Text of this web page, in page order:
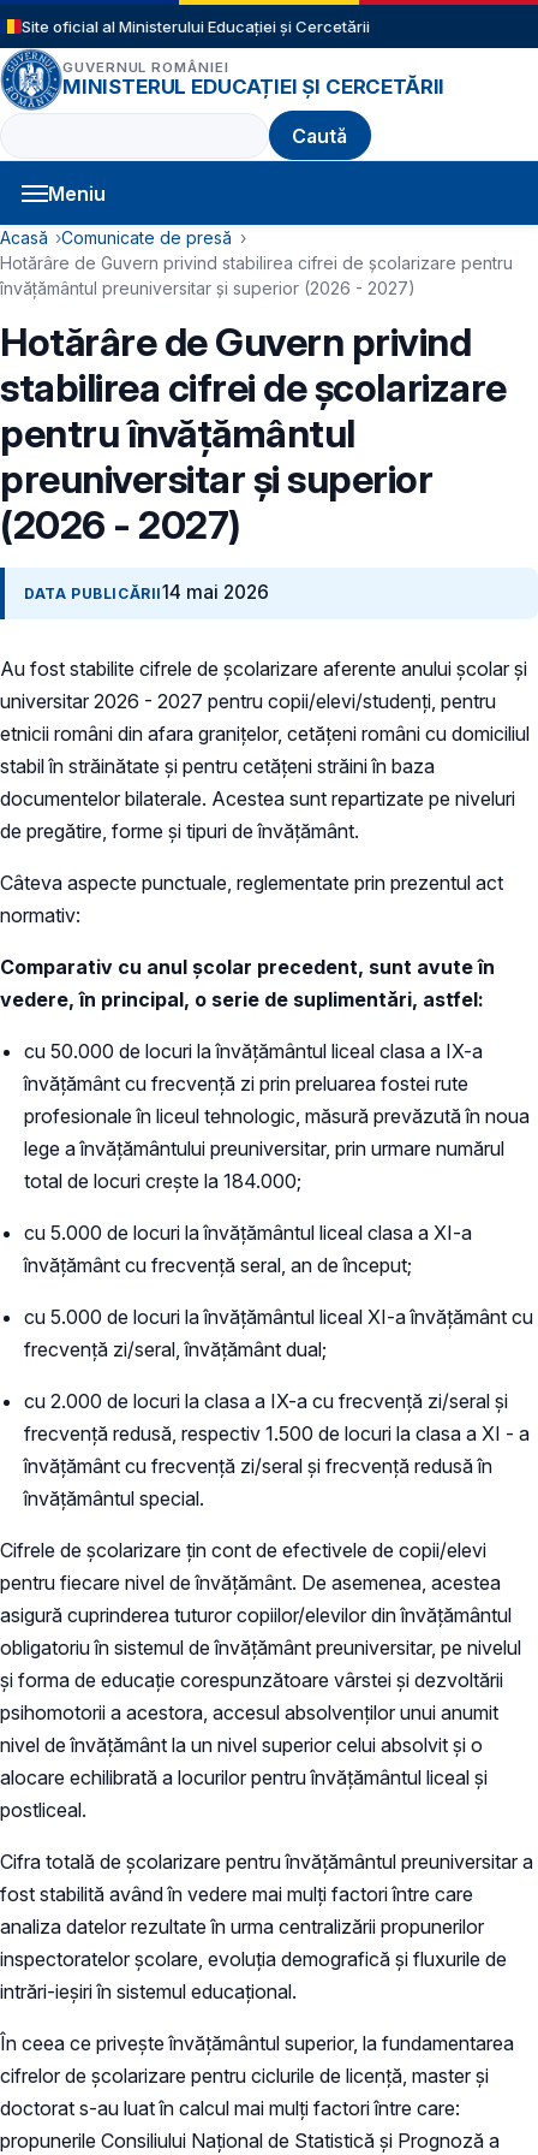
Sari la conținutul principal
Site oficial al Ministerului Educației și Cercetării
GUVERNUL ROMÂNIEI
MINISTERUL EDUCAȚIEI ȘI CERCETĂRII
Caută
Meniu
Navigație principală
Cale de navigare
Acasă
Comunicate de presă
Hotărâre de Guvern privind stabilirea cifrei de școlarizare pentru
învățământul preuniversitar și superior (2026 - 2027)
Hotărâre de Guvern privind
stabilirea cifrei de școlarizare
pentru învățământul
preuniversitar și superior
(2026 - 2027)
DATA PUBLICĂRII14 mai 2026
Au fost stabilite cifrele de școlarizare aferente anului școlar și
universitar 2026 - 2027 pentru copii/elevi/studenți, pentru
etnicii români din afara granițelor, cetățeni români cu domiciliul
stabil în străinătate și pentru cetățeni străini în baza
documentelor bilaterale. Acestea sunt repartizate pe niveluri
de pregătire, forme și tipuri de învățământ.
Câteva aspecte punctuale, reglementate prin prezentul act
normativ:
Comparativ cu anul școlar precedent, sunt avute în
vedere, în principal, o serie de suplimentări, astfel:
cu 50.000 de locuri la învățământul liceal clasa a IX-a
învățământ cu frecvență zi prin preluarea fostei rute
profesionale în liceul tehnologic, măsură prevăzută în noua
lege a învățământului preuniversitar, prin urmare numărul
total de locuri crește la 184.000;
cu 5.000 de locuri la învățământul liceal clasa a XI-a
învățământ cu frecvență seral, an de început;
cu 5.000 de locuri la învățământul liceal XI-a învățământ cu
frecvență zi/seral, învățământ dual;
cu 2.000 de locuri la clasa a IX-a cu frecvență zi/seral și
frecvență redusă, respectiv 1.500 de locuri la clasa a XI - a
învățământ cu frecvență zi/seral și frecvență redusă în
învățământul special.
Cifrele de școlarizare țin cont de efectivele de copii/elevi
pentru fiecare nivel de învățământ. De asemenea, acestea
asigură cuprinderea tuturor copiilor/elevilor din învățământul
obligatoriu în sistemul de învățământ preuniversitar, pe nivelul
și forma de educație corespunzătoare vârstei și dezvoltării
psihomotorii a acestora, accesul absolvenților unui anumit
nivel de învățământ la un nivel superior celui absolvit și o
alocare echilibrată a locurilor pentru învățământul liceal și
postliceal.
Cifra totală de școlarizare pentru învățământul preuniversitar a
fost stabilită având în vedere mai mulți factori între care
analiza datelor rezultate în urma centralizării propunerilor
inspectoratelor școlare, evoluția demografică și fluxurile de
intrări-ieșiri în sistemul educațional.
În ceea ce privește învățământul superior, la fundamentarea
cifrelor de școlarizare pentru ciclurile de licență, master și
doctorat s-au luat în calcul mai mulți factori între care:
propunerile Consiliului Național de Statistică și Prognoză a